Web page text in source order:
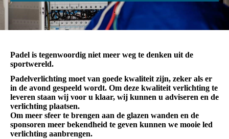
.
Padel is tegenwoordig niet meer weg te denken uit de
sportwereld.
Padelverlichting moet van goede kwaliteit zijn, zeker als er
in de avond gespeeld wordt. Om deze kwaliteit verlichting te
leveren staan wij voor u klaar, wij kunnen u adviseren en de
verlichting plaatsen.
Om meer sfeer te brengen aan de glazen wanden en de
sponsoren meer bekendheid te geven kunnen we mooie led
verlichting aanbrengen.